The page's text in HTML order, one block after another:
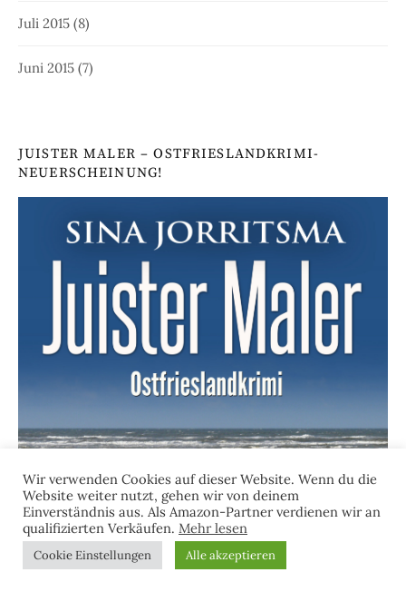
Juli 2015 (8)
Juni 2015 (7)
JUISTER MALER – OSTFRIESLANDKRIMI-
NEUERSCHEINUNG!
Wir verwenden Cookies auf dieser Website. Wenn du die
Website weiter nutzt, gehen wir von deinem
Einverständnis aus. Als Amazon-Partner verdienen wir an
qualifizierten Verkäufen. Mehr lesen
Cookie Einstellungen Alle akzeptieren